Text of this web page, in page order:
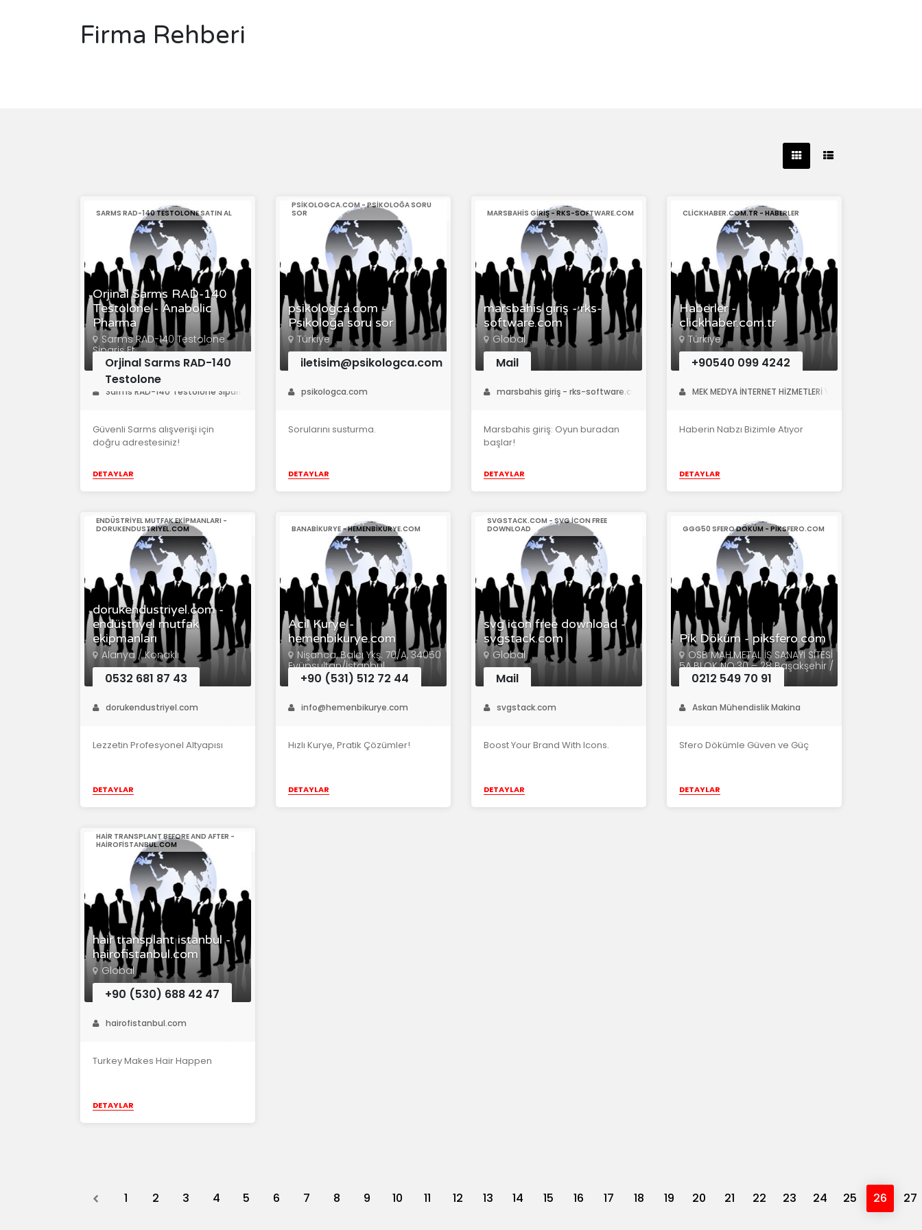
Firma Rehberi
Orjinal Sarms RAD-140
Testolone - Anabolic
Pharma
SARMS RAD-140 TESTOLONE SATIN AL
Sarms RAD-140 Testolone
Sipariş Et
Orjinal Sarms RAD-140
Testolone
Sarms RAD-140 Testolone Sipariş
Güvenli Sarms alışverişi için
doğru adrestesiniz!
DETAYLAR
psikologca.com -
Psikoloğa soru sor
PSIKOLOGCA.COM - PSIKOLOĞA SORU
SOR
Türkiye
iletisim@psikologca.com
psikologca.com
Sorularını susturma.
DETAYLAR
marsbahis giriş - rks-
software.com
MARSBAHIS GIRIŞ - RKS-SOFTWARE.COM
Global
Mail
marsbahis giriş - rks-software.com
Marsbahis giriş: Oyun buradan
başlar!
DETAYLAR
Haberler -
clickhaber.com.tr
CLICKHABER.COM.TR - HABERLER
Türkiye
+90540 099 4242
MEK MEDYA İNTERNET HİZMETLERİ VE TARIMSAL ÜRETİM
Haberin Nabzı Bizimle Atıyor
DETAYLAR
dorukendustriyel.com -
endüstriyel mutfak
ekipmanları
ENDÜSTRIYEL MUTFAK EKIPMANLARI -
DORUKENDUSTRIYEL.COM
Alanya / Konaklı
0532 681 87 43
dorukendustriyel.com
Lezzetin Profesyonel Altyapısı
DETAYLAR
Acil Kurye -
hemenbikurye.com
BANABIKURYE - HEMENBIKURYE.COM
Nişanca, Balcı Ykş. 70/A, 34050
Eyüpsultan/İstanbul
+90 (531) 512 72 44
info@hemenbikurye.com
Hızlı Kurye, Pratik Çözümler!
DETAYLAR
svg icon free download -
svgstack.com
SVGSTACK.COM - SVG ICON FREE
DOWNLOAD
Global
Mail
svgstack.com
Boost Your Brand With Icons.
DETAYLAR
Pik Döküm - piksfero.com
GGG50 SFERO DÖKÜM - PIKSFERO.COM
OSB MAH.METAL İŞ SANAYİ SİTESİ
5A.BLOK NO:30 – 28 Başakşehir /
İSTANBUL
0212 549 70 91
Askan Mühendislik Makina
Sfero Dökümle Güven ve Güç
DETAYLAR
hair transplant istanbul -
hairofistanbul.com
HAIR TRANSPLANT BEFORE AND AFTER -
HAIROFISTANBUL.COM
Global
+90 (530) 688 42 47
hairofistanbul.com
Turkey Makes Hair Happen
DETAYLAR
Previous
1 2 3 4 5 6 7 8 9 10 11 12 13 14 15 16 17 18 19 20 21 22 23 24 25 26 27